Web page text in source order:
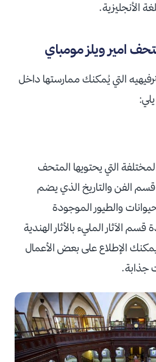
الأنجليزية.
التي يُمكنك ممارستها داخل
التي يحتويها المتحف
قسم الفن والتاريخ الذي يضم
والطيور الموجودة
الآثار المليء بالأثار الهندية
الإطلاع على بعض الأعمال
جذابة.